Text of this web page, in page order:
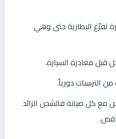
تفرّغ البطارية حتى وهي
قبل مغادرة السيارة.
الترسبات دورياً.
كل صيانة فالشحن الزائد